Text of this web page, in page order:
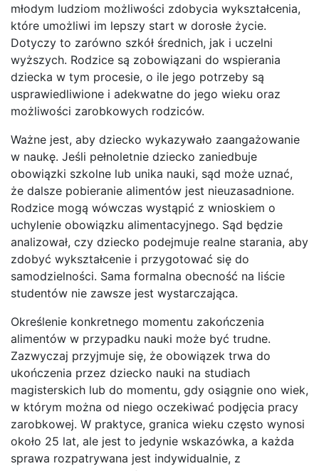
młodym ludziom możliwości zdobycia wykształcenia,
które umożliwi im lepszy start w dorosłe życie.
Dotyczy to zarówno szkół średnich, jak i uczelni
wyższych. Rodzice są zobowiązani do wspierania
dziecka w tym procesie, o ile jego potrzeby są
usprawiedliwione i adekwatne do jego wieku oraz
możliwości zarobkowych rodziców.
Ważne jest, aby dziecko wykazywało zaangażowanie
w naukę. Jeśli pełnoletnie dziecko zaniedbuje
obowiązki szkolne lub unika nauki, sąd może uznać,
że dalsze pobieranie alimentów jest nieuzasadnione.
Rodzice mogą wówczas wystąpić z wnioskiem o
uchylenie obowiązku alimentacyjnego. Sąd będzie
analizował, czy dziecko podejmuje realne starania, aby
zdobyć wykształcenie i przygotować się do
samodzielności. Sama formalna obecność na liście
studentów nie zawsze jest wystarczająca.
Określenie konkretnego momentu zakończenia
alimentów w przypadku nauki może być trudne.
Zazwyczaj przyjmuje się, że obowiązek trwa do
ukończenia przez dziecko nauki na studiach
magisterskich lub do momentu, gdy osiągnie ono wiek,
w którym można od niego oczekiwać podjęcia pracy
zarobkowej. W praktyce, granica wieku często wynosi
około 25 lat, ale jest to jedynie wskazówka, a każda
sprawa rozpatrywana jest indywidualnie, z